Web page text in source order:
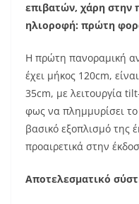
επιβατών, χάρη στην
ηλιοροφή: πρώτη
Η πρώτη πανοραμική
έχει μήκος 120cm,
35cm, με λειτουργία
φως να πλημμυρίσει το
βασικό εξοπλισμό της
προαιρετικά στην
Αποτελεσματικό